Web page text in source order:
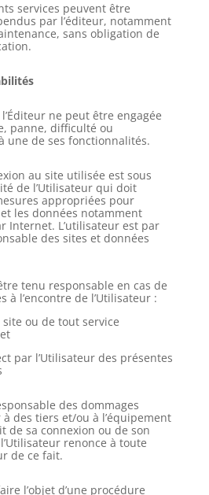
services peuvent être
par l’éditeur, notamment
sans obligation de
ne peut être engagée
panne, difficulté ou
une de ses fonctionnalités.
au site utilisée est sous
de l’Utilisateur qui doit
appropriées pour
les données notamment
Internet. L’utilisateur est par
des sites et données
tenu responsable en cas de
à l’encontre de l’Utilisateur :
ou de tout service
par l’Utilisateur des présentes
des dommages
à des tiers et/ou à l’équipement
de sa connexion ou de son
renonce à toute
de ce fait.
l’objet d’une procédure